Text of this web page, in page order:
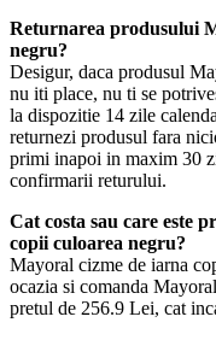
Returnarea produsului
negru?
Desigur, daca produsul
nu iti place, nu ti se
la dispozitie 14 zile
returnezi produsul fara
primi inapoi in maxim 30
confirmarii returului.
Cat costa sau care este
copii culoarea negru?
Mayoral cizme de iarna
ocazia si comanda
pretul de 256.9 Lei, cat